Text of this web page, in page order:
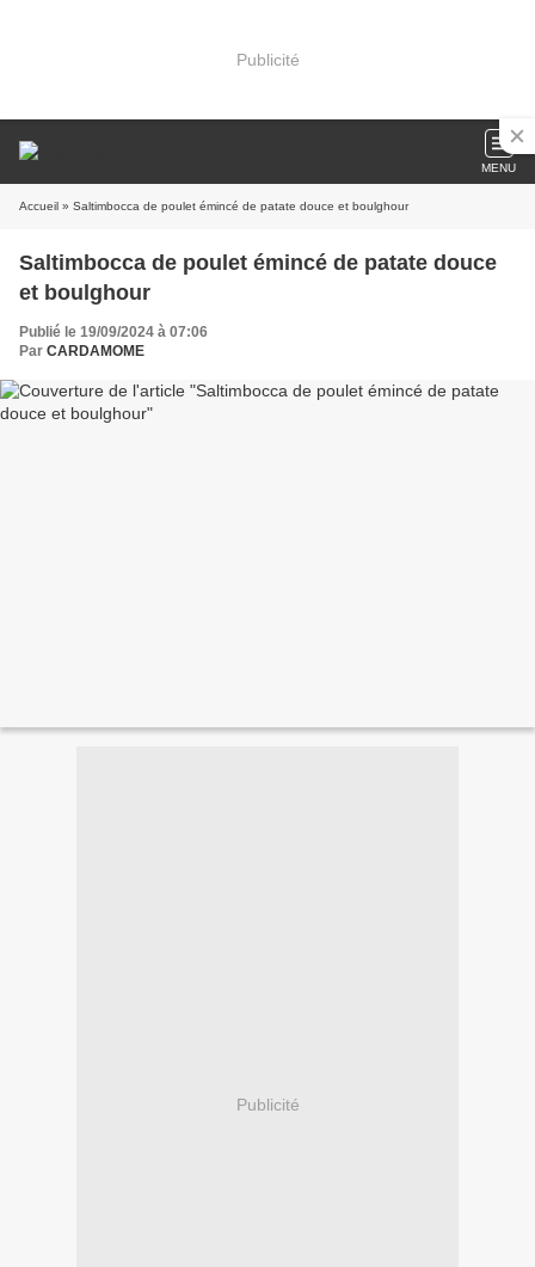
Publicité
MENU
Accueil » Saltimbocca de poulet émincé de patate douce et boulghour
Saltimbocca de poulet émincé de patate douce
et boulghour
Publié le 19/09/2024 à 07:06
Par CARDAMOME
Publicité